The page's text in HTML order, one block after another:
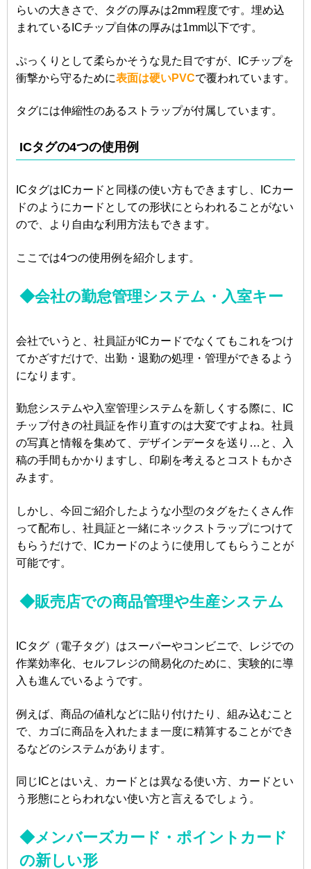
らいの大きさで、タグの厚みは2mm程度です。埋め込
まれているICチップ自体の厚みは1mm以下です。
ぷっくりとして柔らかそうな見た目ですが、ICチップを
衝撃から守るために表面は硬いPVCで覆われています。
タグには伸縮性のあるストラップが付属しています。
ICタグの4つの使用例
ICタグはICカードと同様の使い方もできますし、ICカー
ドのようにカードとしての形状にとらわれることがない
ので、より自由な利用方法もできます。
ここでは4つの使用例を紹介します。
◆会社の勤怠管理システム・入室キー
会社でいうと、社員証がICカードでなくてもこれをつけ
てかざすだけで、出勤・退勤の処理・管理ができるよう
になります。
勤怠システムや入室管理システムを新しくする際に、IC
チップ付きの社員証を作り直すのは大変ですよね。社員
の写真と情報を集めて、デザインデータを送り…と、入
稿の手間もかかりますし、印刷を考えるとコストもかさ
みます。
しかし、今回ご紹介したような小型のタグをたくさん作
って配布し、社員証と一緒にネックストラップにつけて
もらうだけで、ICカードのように使用してもらうことが
可能です。
◆販売店での商品管理や生産システム
ICタグ（電子タグ）はスーパーやコンビニで、レジでの
作業効率化、セルフレジの簡易化のために、実験的に導
入も進んでいるようです。
例えば、商品の値札などに貼り付けたり、組み込むこと
で、カゴに商品を入れたまま一度に精算することができ
るなどのシステムがあります。
同じICとはいえ、カードとは異なる使い方、カードとい
う形態にとらわれない使い方と言えるでしょう。
◆メンバーズカード・ポイントカード
の新しい形